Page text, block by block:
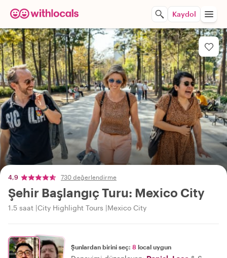
Kaydol
4,9 730 değerlendirme
Şehir Başlangıç Turu: Mexico City
1.5 saat City Highlight Tours Mexico City
Şunlardan birini seç: 8 local uygun